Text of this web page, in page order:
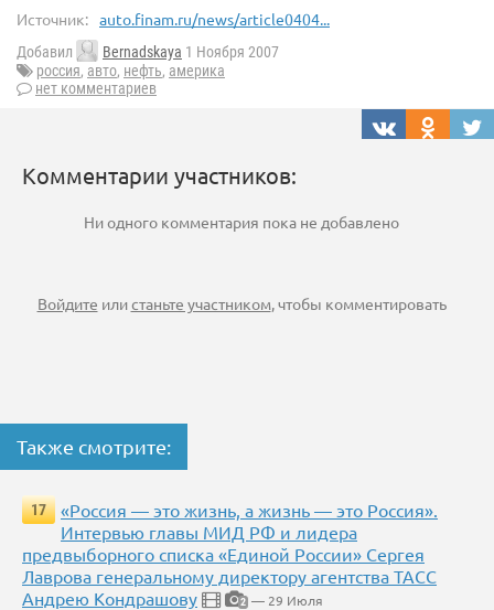
Источник: auto.finam.ru/news/article0404...
Добавил Bernadskaya 1 Ноября 2007
россия, авто, нефть, америка
нет комментариев
Комментарии участников:
Ни одного комментария пока не добавлено
Войдите илистаньте участником, чтобы комментировать
Также смотрите:
17
«Россия — это жизнь, а жизнь — это Россия».
Интервью главы МИД РФ и лидера
предвыборного списка «Единой России» Сергея
Лаврова генеральному директору агентства ТАСС
Андрею Кондрашову
2 — 29 Июля